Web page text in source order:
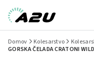
Domov Kolesarstvo
GORSKA ČELADA CRATONI